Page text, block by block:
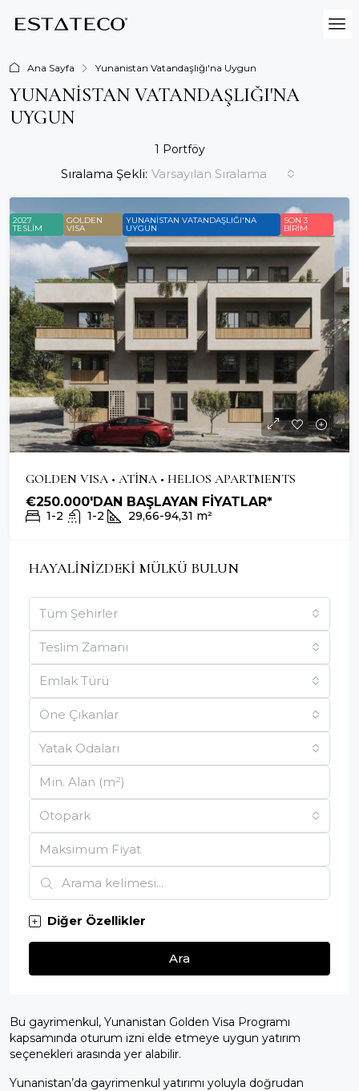
Ana Sayfa Yunanistan Vatandaşlığı'na Uygun
YUNANISTAN VATANDAŞLIĞI'NA
UYGUN
1 Portföy
Sıralama Şekli: Varsayılan Sıralama
2027
TESLIM
GOLDEN
VISA
YUNANISTAN VATANDAŞLIĞI'NA
UYGUN
SON 3
BIRIM
GOLDEN VISA • ATİNA • HELIOS APARTMENTS
€250.000'DAN BAŞLAYAN FİYATLAR*
1-2 1-2 29,66-94,31 m²
HAYALİNİZDEKİ MÜLKÜ BULUN
Tüm Şehirler
Teslim Zamanı
Emlak Türü
Öne Çıkanlar
Yatak Odaları
Otopark
Diğer Özellikler
Ara
Bu gayrimenkul, Yunanistan Golden Visa Programı
kapsamında oturum izni elde etmeye uygun yatırım
seçenekleri arasında yer alabilir.
Yunanistan’da gayrimenkul yatırımı yoluyla doğrudan